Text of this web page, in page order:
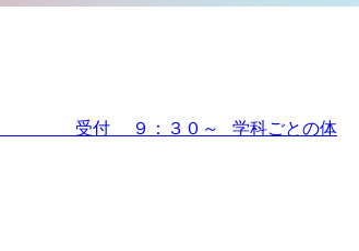
ート！ 受付 ９：３０～ 学科ごとの体